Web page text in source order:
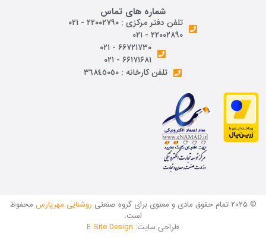
شماره های تماس
تلفن دفتر مرکزی : ۲۲۰۰۲۷۹۰ - ۰۲۱
۲۲۰۰۲۸۹۰ - ۰۲۱
۶۶۷۲۱۷۳۰ - ۰۲۱
۶۶۱۷۱۶۸۱ - ۰۲۱
تلفن کارخانه : ٣٦٨٤٥٠٥٠
© ۲۰۲۵ تمام حقوق مادی و معنوی برای گروه صنعتی روشنایی مهرپارسمحفوظ
است.
طراحی سایت:E Site Design